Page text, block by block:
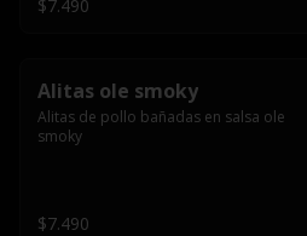
$7.490
Alitas ole smoky
Alitas de pollo bañadas en salsa ole
smoky
$7.490